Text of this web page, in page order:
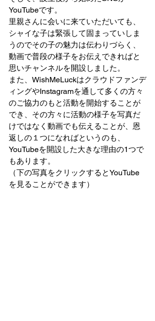
YouTubeです。
里親さんに会いに来ていただいても、
シャイな子は緊張して固まっていしま
うのでその子の魅力は伝わりづらく、
動画で普段の様子をお伝えできればと
思いチャンネルを開設しました。
また、WishMeLuckはクラウドファンデ
ィングやInstagramを通して多くの方々
のご協力のもと活動を開始することが
でき、その方々に活動の様子を写真だ
けではなく動画でも伝えることが、恩
返しの１つになればというのも、
YouTubeを開設した大きな理由の1つで
もあります。
（下の写真をクリックするとYouTube
を見ることができます）